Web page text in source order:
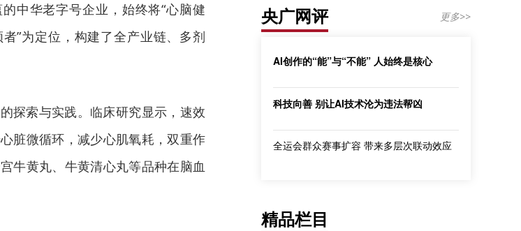
中华老字号企业，始终将“心脑健
”为定位，构建了全产业链、多剂
探索与实践。临床研究显示，速效
脏微循环，减少心肌氧耗，双重作
牛黄丸、牛黄清心丸等品种在脑血
央广网评 更多>>
AI创作的“能”与“不能” 人始终是核心
科技向善 别让AI技术沦为违法帮凶
全运会群众赛事扩容 带来多层次联动效应
精品栏目